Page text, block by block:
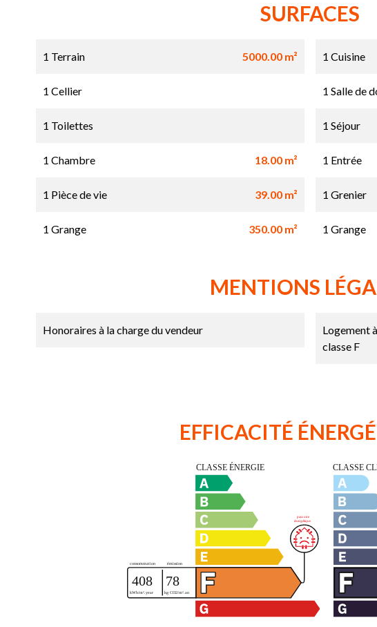
SURFACES
1 Terrain 5000.00 m² 1 Cuisine
1 Cellier 1 Salle de
1 Toilettes 1 Séjour
1 Chambre 18.00 m² 1 Entrée
1 Pièce de vie 39.00 m² 1 Grenier
1 Grange 350.00 m² 1 Grange
MENTIONS
Honoraires à la charge du vendeur
Logement
classe F
EFFICACITÉ